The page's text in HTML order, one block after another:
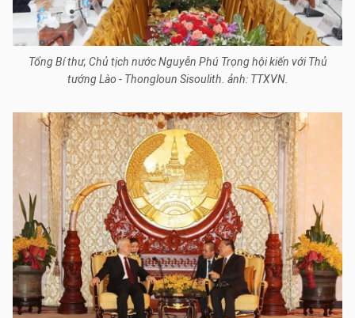
Tổng Bí thư, Chủ tịch nước Nguyễn Phú Trọng hội kiến với Thủ
tướng Lào - Thongloun Sisoulith. ảnh: TTXVN.